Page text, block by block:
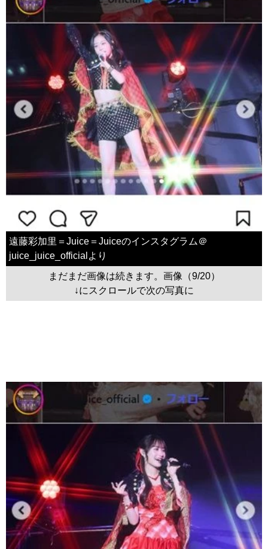
遠藤彩加里＝Juice＝Juiceのインスタグラム＠
juice_juice_officialより
まだまだ画像は続きます。画像（9/20）
↓にスクロールで次の写真に